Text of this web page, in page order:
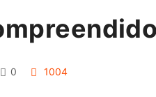
0 1004